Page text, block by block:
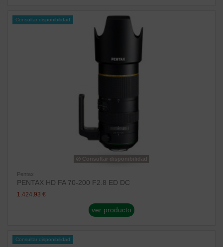
Consultar disponibilidad
Consultar disponibilidad
Pentax
PENTAX HD FA 70-200 F2.8 ED DC
1.424,93 €
ver producto
Consultar disponibilidad